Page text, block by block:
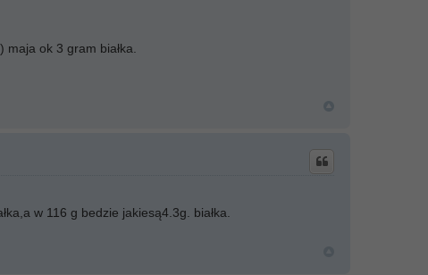
ok 3 gram białka.
w 116 g bedzie jakiesą4.3g. białka.